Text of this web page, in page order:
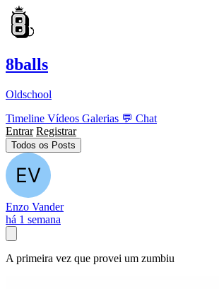
8balls
Oldschool
Timeline Vídeos Galerias 💬 Chat
Entrar Registrar
Todos os Posts
Enzo Vander
há 1 semana
A primeira vez que provei um zumbiu